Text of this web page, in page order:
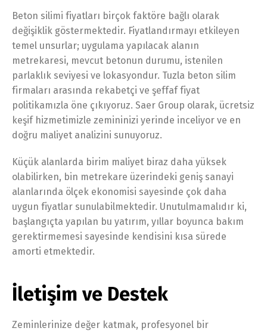
Beton silimi fiyatları birçok faktöre bağlı olarak
değişiklik göstermektedir. Fiyatlandırmayı etkileyen
temel unsurlar; uygulama yapılacak alanın
metrekaresi, mevcut betonun durumu, istenilen
parlaklık seviyesi ve lokasyondur. Tuzla beton silim
firmaları arasında rekabetçi ve şeffaf fiyat
politikamızla öne çıkıyoruz. Saer Group olarak, ücretsiz
keşif hizmetimizle zemininizi yerinde inceliyor ve en
doğru maliyet analizini sunuyoruz.
Küçük alanlarda birim maliyet biraz daha yüksek
olabilirken, bin metrekare üzerindeki geniş sanayi
alanlarında ölçek ekonomisi sayesinde çok daha
uygun fiyatlar sunulabilmektedir. Unutulmamalıdır ki,
başlangıçta yapılan bu yatırım, yıllar boyunca bakım
gerektirmemesi sayesinde kendisini kısa sürede
amorti etmektedir.
İletişim ve Destek
Zeminlerinize değer katmak, profesyonel bir